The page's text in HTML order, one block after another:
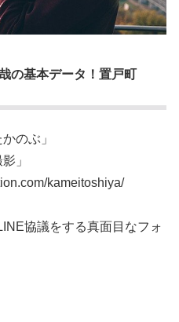
の基本データ！置戸町
のぶ」
」
kameitoshiya/
協議をする真面目なフォ